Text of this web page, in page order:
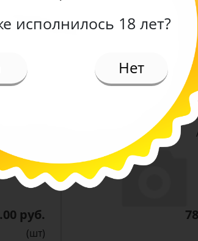
руб.
(шт)
исполнилось 18 лет?
Нет